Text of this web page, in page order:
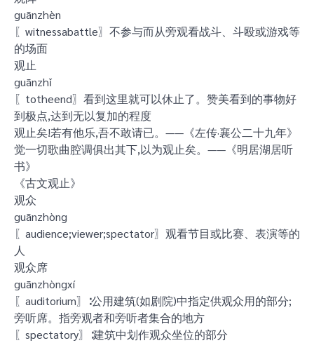
guānzhèn
〖witnessabattle〗不参与而从旁观看战斗、斗殴或游戏等
的场面
观止
guānzhǐ
〖totheend〗看到这里就可以休止了。赞美看到的事物好
到极点,达到无以复加的程度
观止矣!若有他乐,吾不敢请已。——《左传·襄公二十九年》
觉一切歌曲腔调俱出其下,以为观止矣。——《明居湖居听
书》
《古文观止》
观众
guānzhòng
〖audience;viewer;spectator〗观看节目或比赛、表演等的
人
观众席
guānzhòngxí
〖auditorium〗∶公用建筑(如剧院)中指定供观众用的部分;
旁听席。指旁观者和旁听者集合的地方
〖spectatory〗∶建筑中划作观众坐位的部分